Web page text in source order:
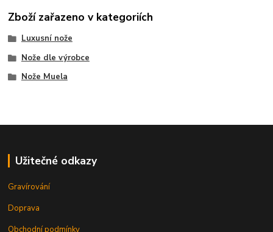
Zboží zařazeno v kategoriích
Luxusní nože
Nože dle výrobce
Nože Muela
Užitečné odkazy
Gravírování
Doprava
Obchodní podmínky